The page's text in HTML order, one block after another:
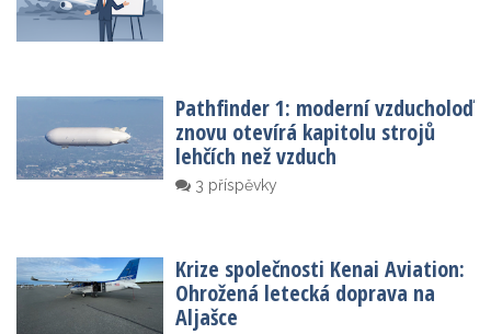
Pathfinder 1: moderní vzducholoď
znovu otevírá kapitolu strojů
lehčích než vzduch
3 příspěvky
Krize společnosti Kenai Aviation:
Ohrožená letecká doprava na
Aljašce